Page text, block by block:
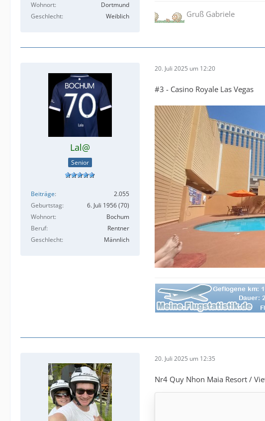
Wohnort
Dortmund
Geschlecht
Weiblich Gruß Gabriele
Lal@
Senior
Beiträge
2.055
Geburtstag
6. Juli 1956 (70)
Wohnort
Bochum
Beruf
Rentner
Geschlecht
Männlich
20. Juli 2025 um 12:20
#3 - Casino Royale Las Vegas
20. Juli 2025 um 12:35
Nr4 Quy Nhon Maia Resort /